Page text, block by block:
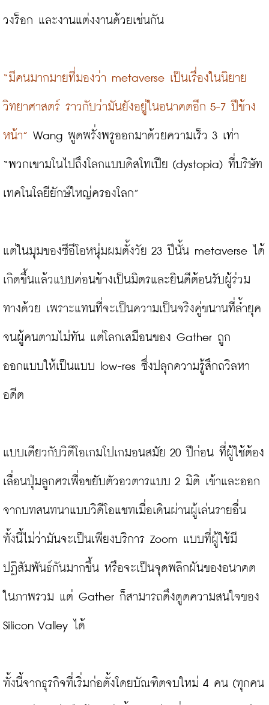
วงร็อก และงานแต่งงานด้วยเช่นกัน
“มีคนมากมายที่มองว่า metaverse เป็นเรื่องในนิยาย
วิทยาศาสตร์ ราวกับว่ามันยังอยู่ในอนาคตอีก 5-7 ปีข้าง
หน้า” Wang พูดพรั่งพรูออกมาด้วยความเร็ว 3 เท่า
“พวกเขามโนไปถึงโลกแบบดิสโทเปีย (dystopia) ที่บริษัท
เทคโนโลยียักษ์ใหญ่ครองโลก”
แต่ในมุมของซีอีโอหนุ่มผมตั้งวัย 23 ปีนั้น metaverse ได้
เกิดขึ้นแล้วแบบค่อนข้างเป็นมิตรและยินดีต้อนรับผู้ร่วม
ทางด้วย เพราะแทนที่จะเป็นความเป็นจริงคู่ขนานที่ล้ำยุค
จนผู้คนตามไม่ทัน แต่โลกเสมือนของ Gather ถูก
ออกแบบให้เป็นแบบ low-res ซึ่งปลุกความรู้สึกถวิลหา
อดีต
แบบเดียวกับวิดีโอเกมโปเกมอนสมัย 20 ปีก่อน ที่ผู้ใช้ต้อง
เลื่อนปุ่มลูกศรเพื่อขยับตัวอวตารแบบ 2 มิติ เข้าและออก
จากบทสนทนาแบบวิดีโอแชทเมื่อเดินผ่านผู้เล่นรายอื่น
ทั้งนี้ไม่ว่ามันจะเป็นเพียงบริการ Zoom แบบที่ผู้ใช้มี
ปฏิสัมพันธ์กันมากขึ้น หรือจะเป็นจุดพลิกผันของอนาคต
ในภาพรวม แต่ Gather ก็สามารถดึงดูดความสนใจของ
Silicon Valley ได้
ทั้งนี้จากธุรกิจที่เริ่มก่อตั้งโดยบัณฑิตจบใหม่ 4 คน (ทุกคน